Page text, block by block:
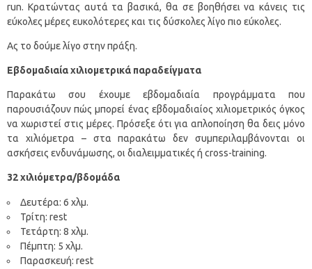
run. Κρατώντας αυτά τα βασικά, θα σε βοηθήσει να κάνεις τις
εύκολες μέρες ευκολότερες και τις δύσκολες λίγο πιο εύκολες.
Ας το δούμε λίγο στην πράξη.
Εβδομαδιαία χιλιομετρικά παραδείγματα
Παρακάτω σου έχουμε εβδομαδιαία προγράμματα που
παρουσιάζουν πώς μπορεί ένας εβδομαδιαίος χιλιομετρικός όγκος
να χωριστεί στις μέρες. Πρόσεξε ότι για απλοποίηση θα δεις μόνο
τα χιλιόμετρα – στα παρακάτω δεν συμπεριλαμβάνονται οι
ασκήσεις ενδυνάμωσης, οι διαλειμματικές ή cross-training.
32 χιλιόμετρα/βδομάδα
Δευτέρα: 6 χλμ.
Τρίτη: rest
Τετάρτη: 8 χλμ.
Πέμπτη: 5 χλμ.
Παρασκευή: rest